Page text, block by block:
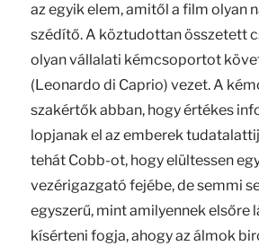
az egyik elem, amitől a film olyan
szédítő. A köztudottan összetett
olyan vállalati kémcsoportot
(Leonardo di Caprio) vezet. A
szakértők abban, hogy értékes
lopjanak el az emberek
tehát Cobb-ot, hogy elültessen
vezérigazgató fejébe, de semmi
egyszerű, mint amilyennek elsőre
kísérteni fogja, ahogy az álmok